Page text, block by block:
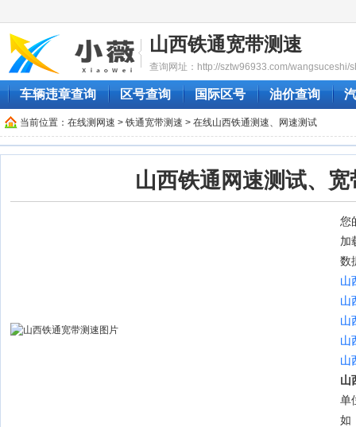
山西铁通宽带测速
查询网址：http://sztw96933.com/wangsuceshi/
车辆违章查询 区号查询 国际区号 油价查询
当前位置： 在线测网速 > 铁通宽带测速 > 在线山西铁通测速、网速测试
山西铁通网速测试、宽
您
加
数
山
山
山
山
山
山
单
如